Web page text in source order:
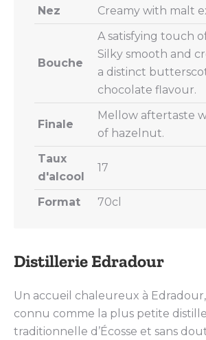
Distillerie Edradour
Un accueil chaleureux à
connu comme la plus petite
traditionnelle d’Écosse et sans
Nez
Creamy with malt
Bouche
A satisfying touch
Silky smooth and
a distinct
chocolate flavour.
Finale
Mellow aftertaste
of hazelnut.
Taux
d'alcool
17
Format 70cl